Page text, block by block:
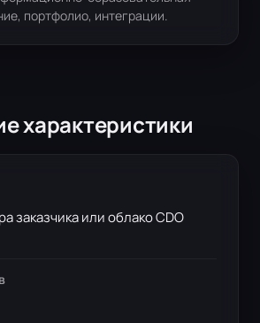
портфолио, интеграции.
характеристики
заказчика или облако CDO